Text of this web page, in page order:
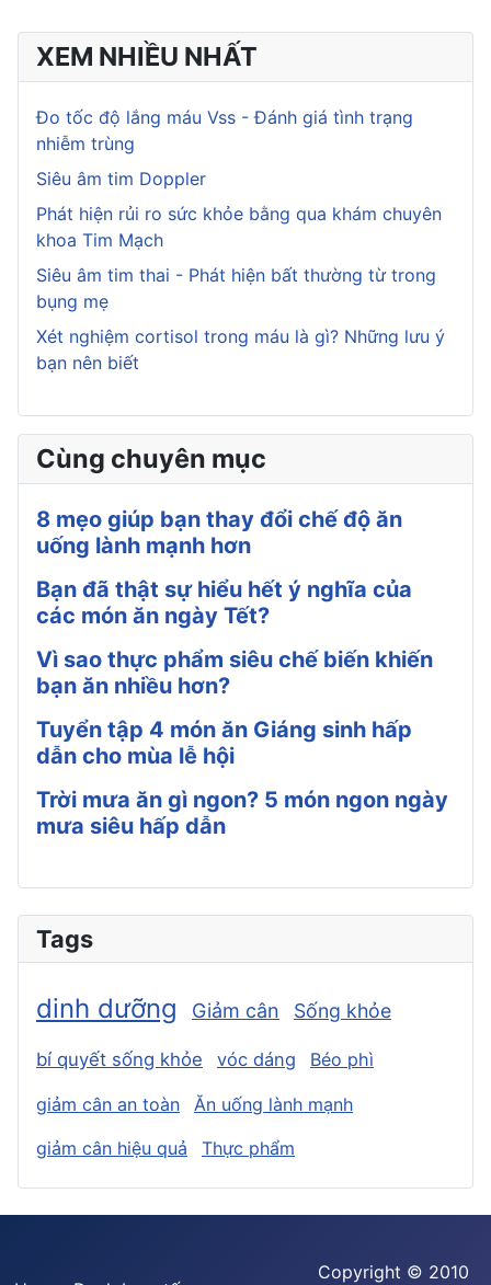
XEM NHIỀU NHẤT
Đo tốc độ lắng máu Vss - Đánh giá tình trạng
nhiễm trùng
Siêu âm tim Doppler
Phát hiện rủi ro sức khỏe bằng qua khám chuyên
khoa Tim Mạch
Siêu âm tim thai - Phát hiện bất thường từ trong
bụng mẹ
Xét nghiệm cortisol trong máu là gì? Những lưu ý
bạn nên biết
Cùng chuyên mục
8 mẹo giúp bạn thay đổi chế độ ăn
uống lành mạnh hơn
Bạn đã thật sự hiểu hết ý nghĩa của
các món ăn ngày Tết?
Vì sao thực phẩm siêu chế biến khiến
bạn ăn nhiều hơn?
Tuyển tập 4 món ăn Giáng sinh hấp
dẫn cho mùa lễ hội
Trời mưa ăn gì ngon? 5 món ngon ngày
mưa siêu hấp dẫn
Tags
dinh dưỡng Giảm cân Sống khỏe
bí quyết sống khỏe vóc dáng Béo phì
giảm cân an toàn
Ăn uống lành mạnh
giảm cân hiệu quả
Thực phẩm
Copyright © 2010